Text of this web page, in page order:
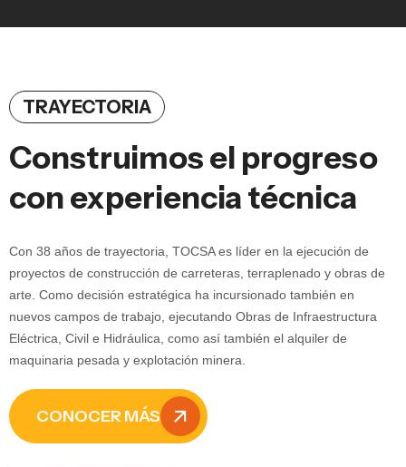
TRAYECTORIA
Construimos el progreso
con experiencia técnica
Con 38 años de trayectoria, TOCSA es líder en la ejecución de
proyectos de construcción de carreteras, terraplenado y obras de
arte. Como decisión estratégica ha incursionado también en
nuevos campos de trabajo, ejecutando Obras de Infraestructura
Eléctrica, Civil e Hidráulica, como así también el alquiler de
maquinaria pesada y explotación minera.
CONOCER MÁS